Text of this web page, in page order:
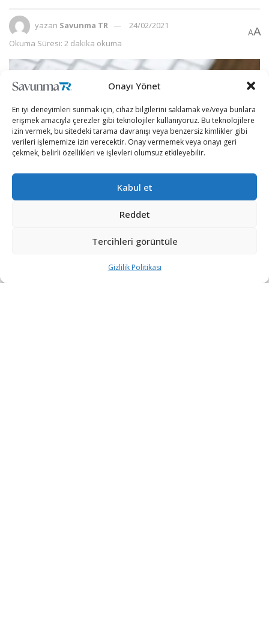
Onayı Yönet
En iyi deneyimleri sunmak için, cihaz bilgilerini saklamak ve/veya bunlara
erişmek amacıyla çerezler gibi teknolojiler kullanıyoruz. Bu teknolojilere
izin vermek, bu sitedeki tarama davranışı veya benzersiz kimlikler gibi
verileri işlememize izin verecektir. Onay vermemek veya onayı geri
çekmek, belirli özellikleri ve işlevleri olumsuz etkileyebilir.
Kabul et
Reddet
Tercihleri görüntüle
Gizlilik Politikası
yazan Savunma TR
24/02/2021
Okuma Süresi: 2 dakika okuma
AA
İngiltere ve Galler Mağdurlar Komisyonu Başkanı Vera
Baird, yerel haber ajansı PA’ye yaptığı
kullanıcıların kimliklerinin belirlemesini sağlayacak